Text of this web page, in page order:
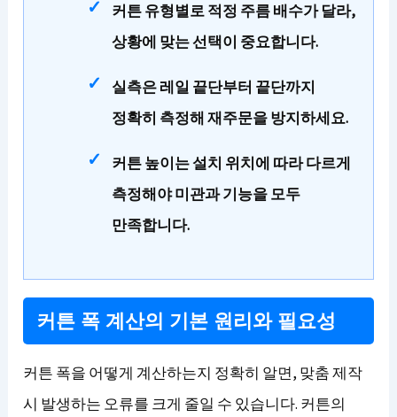
커튼 유형별로 적정 주름 배수가 달라,
상황에 맞는 선택이 중요합니다.
실측은 레일 끝단부터 끝단까지
정확히 측정해 재주문을 방지하세요.
커튼 높이는 설치 위치에 따라 다르게
측정해야 미관과 기능을 모두
만족합니다.
커튼 폭 계산의 기본 원리와 필요성
커튼 폭을 어떻게 계산하는지 정확히 알면, 맞춤 제작
시 발생하는 오류를 크게 줄일 수 있습니다. 커튼의